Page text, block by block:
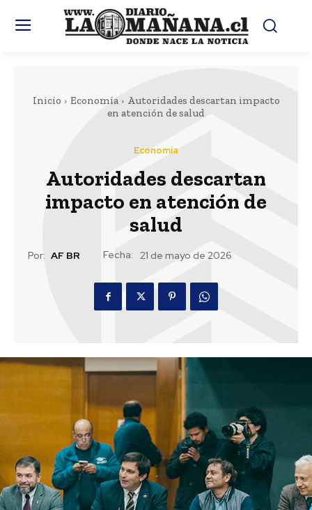
Inicio Economía
Autoridades descartan impacto
en atención de salud
Economía
Autoridades descartan
impacto en atención de
salud
Por: AF BR Fecha: 21 de mayo de 2026